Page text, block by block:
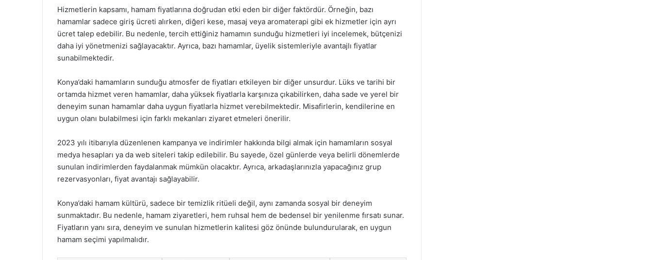
Hizmetlerin kapsamı, hamam fiyatlarına doğrudan etki eden bir diğer faktördür. Örneğin, bazı
hamamlar sadece giriş ücreti alırken, diğeri kese, masaj veya aromaterapi gibi ek hizmetler için ayrı
ücret talep edebilir. Bu nedenle, tercih ettiğiniz hamamın sunduğu hizmetleri iyi incelemek, bütçenizi
daha iyi yönetmenizi sağlayacaktır. Ayrıca, bazı hamamlar, üyelik sistemleriyle avantajlı fiyatlar
sunabilmektedir.
Konya’daki hamamların sunduğu atmosfer de fiyatları etkileyen bir diğer unsurdur. Lüks ve tarihi bir
ortamda hizmet veren hamamlar, daha yüksek fiyatlarla karşınıza çıkabilirken, daha sade ve yerel bir
deneyim sunan hamamlar daha uygun fiyatlarla hizmet verebilmektedir. Misafirlerin, kendilerine en
uygun olanı bulabilmesi için farklı mekanları ziyaret etmeleri önerilir.
2023 yılı itibarıyla düzenlenen kampanya ve indirimler hakkında bilgi almak için hamamların sosyal
medya hesapları ya da web siteleri takip edilebilir. Bu sayede, özel günlerde veya belirli dönemlerde
sunulan indirimlerden faydalanmak mümkün olacaktır. Ayrıca, arkadaşlarınızla yapacağınız grup
rezervasyonları, fiyat avantajı sağlayabilir.
Konya’daki hamam kültürü, sadece bir temizlik ritüeli değil, aynı zamanda sosyal bir deneyim
sunmaktadır. Bu nedenle, hamam ziyaretleri, hem ruhsal hem de bedensel bir yenilenme fırsatı sunar.
Fiyatların yanı sıra, deneyim ve sunulan hizmetlerin kalitesi göz önünde bulundurularak, en uygun
hamam seçimi yapılmalıdır.